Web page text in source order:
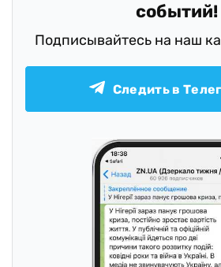
событий!
Подписывайтесь на наш
Следить в